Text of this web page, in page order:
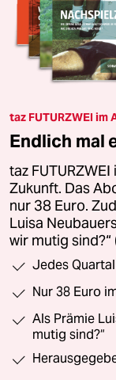
taz FUTURZWEI im
Endlich mal
taz
Zukunft. Das
nur 38 Euro.
Luisa
wir mutig
Jedes
Nur 38 Euro
Als Prämie
mutig sind?“